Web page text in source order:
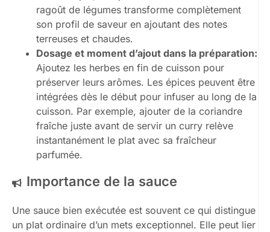
ragoût de légumes transforme complètement
son profil de saveur en ajoutant des notes
terreuses et chaudes.
Dosage et moment d’ajout dans la préparation:
Ajoutez les herbes en fin de cuisson pour
préserver leurs arômes. Les épices peuvent être
intégrées dès le début pour infuser au long de la
cuisson. Par exemple, ajouter de la coriandre
fraîche juste avant de servir un curry relève
instantanément le plat avec sa fraîcheur
parfumée.
Importance de la sauce
Une sauce bien exécutée est souvent ce qui distingue
un plat ordinaire d’un mets exceptionnel. Elle peut lier